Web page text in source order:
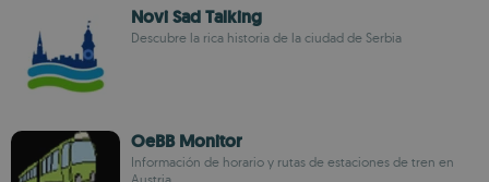
Novi Sad Talking
Descubre la rica historia de la ciudad de Serbia
OeBB Monitor
Información de horario y rutas de estaciones de tren en